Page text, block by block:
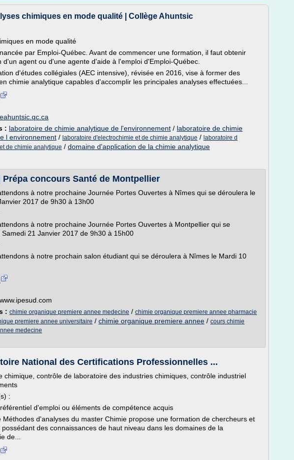
chimiques en mode qualité | Collège Ahuntsic
en mode qualité
par Emploi-Québec. Avant de commencer une formation, il faut obtenir
d'un agent ou d'une agente d'aide à l'emploi d'Emploi-Québec.
d'études collégiales (AEC intensive), révisée en 2016, vise à former des
chimie analytique capables d'accomplir les principales analyses effectuées...
: laboratoire de chimie analytique de l'environnement / laboratoire de chimie
l environnement / laboratoire d'electrochimie et de chimie analytique / laboratoire d
de chimie analytique / domaine d'application de la chimie analytique
Prépa concours Santé de Montpellier
à notre prochaine Journée Portes Ouvertes à Nîmes qui se déroulera le
2017 de 9h30 à 13h00
à notre prochaine Journée Portes Ouvertes à Montpellier qui se
21 Janvier 2017 de 9h30 à 15h00
à notre prochain salon étudiant qui se déroulera à Nîmes le Mardi 10
: chimie organique premiere annee medecine / chimie organique premiere annee pharmacie
premiere annee universitaire / chimie organique premiere annee / cours chimie
medecine
National des Certifications Professionnelles ...
chimique, contrôle de laboratoire des industries chimiques, contrôle industriel
:
d'emploi ou éléments de compétence acquis
Méthodes d'analyses du master Chimie propose une formation de chercheurs et
des connaissances de haut niveau dans les domaines de la
de...